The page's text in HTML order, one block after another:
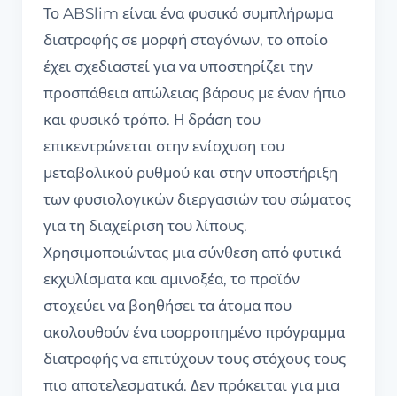
Το ABSlim είναι ένα φυσικό συμπλήρωμα
διατροφής σε μορφή σταγόνων, το οποίο
έχει σχεδιαστεί για να υποστηρίζει την
προσπάθεια απώλειας βάρους με έναν ήπιο
και φυσικό τρόπο. Η δράση του
επικεντρώνεται στην ενίσχυση του
μεταβολικού ρυθμού και στην υποστήριξη
των φυσιολογικών διεργασιών του σώματος
για τη διαχείριση του λίπους.
Χρησιμοποιώντας μια σύνθεση από φυτικά
εκχυλίσματα και αμινοξέα, το προϊόν
στοχεύει να βοηθήσει τα άτομα που
ακολουθούν ένα ισορροπημένο πρόγραμμα
διατροφής να επιτύχουν τους στόχους τους
πιο αποτελεσματικά. Δεν πρόκειται για μια